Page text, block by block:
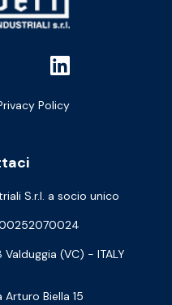
Policy
S.r.l. a socio unico
00252070024
(VC) - ITALY
Arturo Biella 15